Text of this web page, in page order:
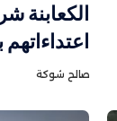
الكعابنة
صالح شوكة